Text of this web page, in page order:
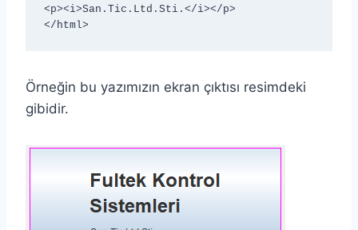
<p><i>San.Tic.Ltd.Sti.</i></p>
</html>
Örneğin bu yazımızın ekran çıktısı resimdeki
gibidir.